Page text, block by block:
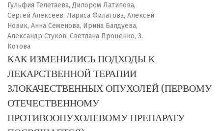
Гульфия Телетаева, Дилором Латипова,
Сергей Алексеев, Лариса Филатова, Алексей
Новик, Анна Семенова, Ирина Балдуева,
Александр Стуков, Светлана Проценко, З.
Котова
КАК ИЗМЕНИЛИСЬ ПОДХОДЫ К
ЛЕКАРСТВЕННОЙ ТЕРАПИИ
ЗЛОКАЧЕСТВЕННЫХ ОПУХОЛЕЙ (ПЕРВОМУ
ОТЕЧЕСТВЕННОМУ
ПРОТИВООПУХОЛЕВОМУ ПРЕПАРАТУ